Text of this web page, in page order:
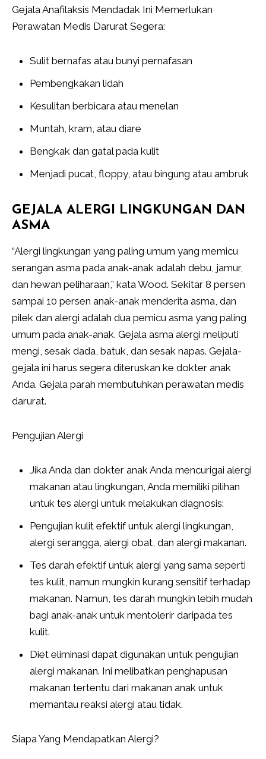
Gejala Anafilaksis Mendadak Ini Memerlukan
Perawatan Medis Darurat Segera:
Sulit bernafas atau bunyi pernafasan
Pembengkakan lidah
Kesulitan berbicara atau menelan
Muntah, kram, atau diare
Bengkak dan gatal pada kulit
Menjadi pucat, floppy, atau bingung atau ambruk
GEJALA ALERGI LINGKUNGAN DAN
ASMA
“Alergi lingkungan yang paling umum yang memicu
serangan asma pada anak-anak adalah debu, jamur,
dan hewan peliharaan,” kata Wood. Sekitar 8 persen
sampai 10 persen anak-anak menderita asma, dan
pilek dan alergi adalah dua pemicu asma yang paling
umum pada anak-anak. Gejala asma alergi meliputi
mengi, sesak dada, batuk, dan sesak napas. Gejala-
gejala ini harus segera diteruskan ke dokter anak
Anda. Gejala parah membutuhkan perawatan medis
darurat.
Pengujian Alergi
Jika Anda dan dokter anak Anda mencurigai alergi
makanan atau lingkungan, Anda memiliki pilihan
untuk tes alergi untuk melakukan diagnosis:
Pengujian kulit efektif untuk alergi lingkungan,
alergi serangga, alergi obat, dan alergi makanan.
Tes darah efektif untuk alergi yang sama seperti
tes kulit, namun mungkin kurang sensitif terhadap
makanan. Namun, tes darah mungkin lebih mudah
bagi anak-anak untuk mentolerir daripada tes
kulit.
Diet eliminasi dapat digunakan untuk pengujian
alergi makanan. Ini melibatkan penghapusan
makanan tertentu dari makanan anak untuk
memantau reaksi alergi atau tidak.
Siapa Yang Mendapatkan Alergi?